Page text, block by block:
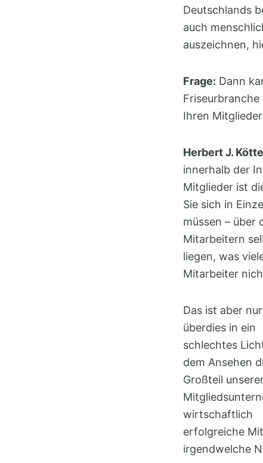
Deutschlands
auch
auszeichnen,
Frage: Dann
Friseurbranche
Ihren
Herbert J.
innerhalb der
Mitglieder ist
Sie sich in
müssen – über
Mitarbeitern
liegen, was
Mitarbeiter
Das ist aber
überdies in ein
schlechtes
dem Ansehen
Großteil
wirtschaftlich
erfolgreiche
irgendwelche